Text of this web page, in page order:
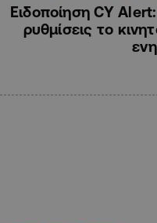
Ειδοποίηση CY
ρυθμίσεις το